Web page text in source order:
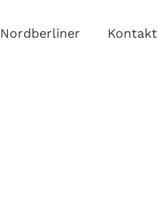
Nordberliner Kontakt